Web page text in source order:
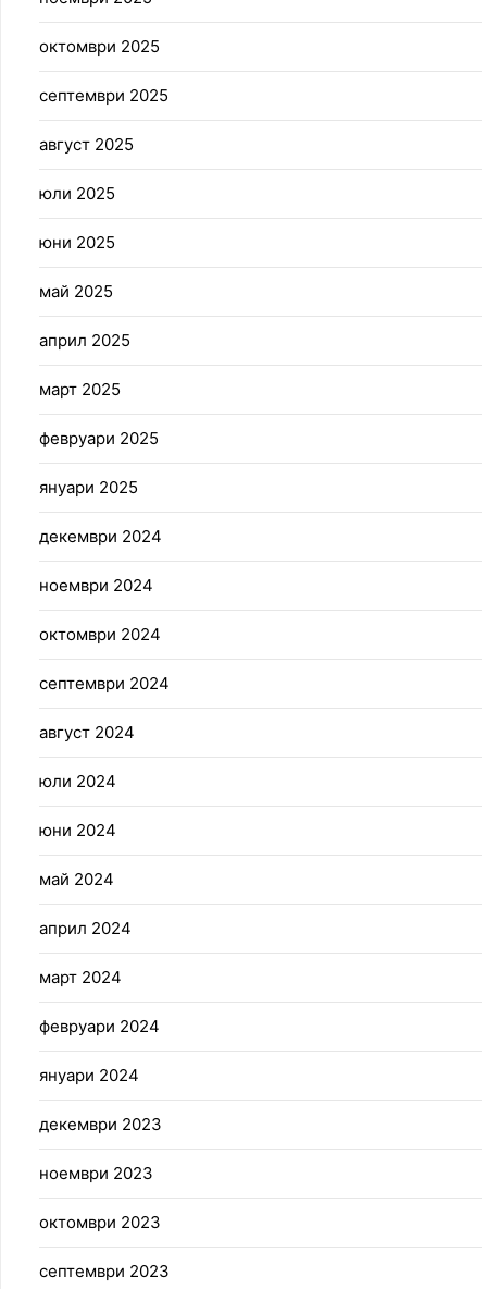
октомври 2025
септември 2025
август 2025
юли 2025
юни 2025
май 2025
април 2025
март 2025
февруари 2025
януари 2025
декември 2024
ноември 2024
октомври 2024
септември 2024
август 2024
юли 2024
юни 2024
май 2024
април 2024
март 2024
февруари 2024
януари 2024
декември 2023
ноември 2023
октомври 2023
септември 2023